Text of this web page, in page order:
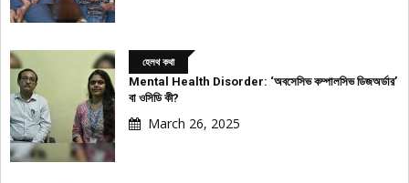
হেলথ কথা
Mental Health Disorder: ‘অবসেসিভ কম্পালসিভ ডিজঅর্ডার’
বা ওসিডি কী?
March 26, 2025